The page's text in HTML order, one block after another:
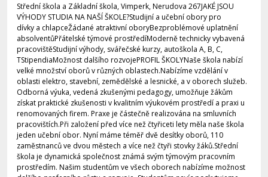
Střední škola a Základní škola, Vimperk, Nerudova 267JAKÉ JSOU
VÝHODY STUDIA NA NAŠÍ ŠKOLE?Studijní a učební obory pro
dívky a chlapceŽádané atraktivní oboryBezproblémové uplatnění
absolventůPřátelské týmové prostředíModerně technicky vybavená
pracovištěStudijní výhody, svářečské kurzy, autoškola A, B, C,
TStipendiaMožnost dalšího rozvojePROFIL ŠKOLYNaše škola nabízí
velké množství oborů v různých oblastech.Nabízíme vzdělání v
oblasti elektro, stavební, zemědělské a lesnické, a v oborech služeb.
Odborná výuka, vedená zkušenými pedagogy, umožňuje žákům
získat praktické zkušenosti v kvalitním výukovém prostředí a praxi u
renomovaných firem. Praxe je částečně realizována na smluvních
pracovištích.Při založení před více než čtyřiceti lety měla naše škola
jeden učební obor. Nyní máme téměř dvě desítky oborů, 110
zaměstnanců ve dvou městech a více než čtyři stovky žáků.Střední
škola je dynamická společnost známá svým týmovým pracovním
prostředím. Našim studentům ve všech oborech nabízíme možnost